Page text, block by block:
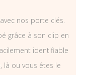
nos porte clés.
grâce à son clip en
identifiable
là ou vous êtes le